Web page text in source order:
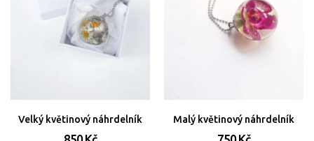
Velký květinový náhrdelník Malý květinový náhrdelník